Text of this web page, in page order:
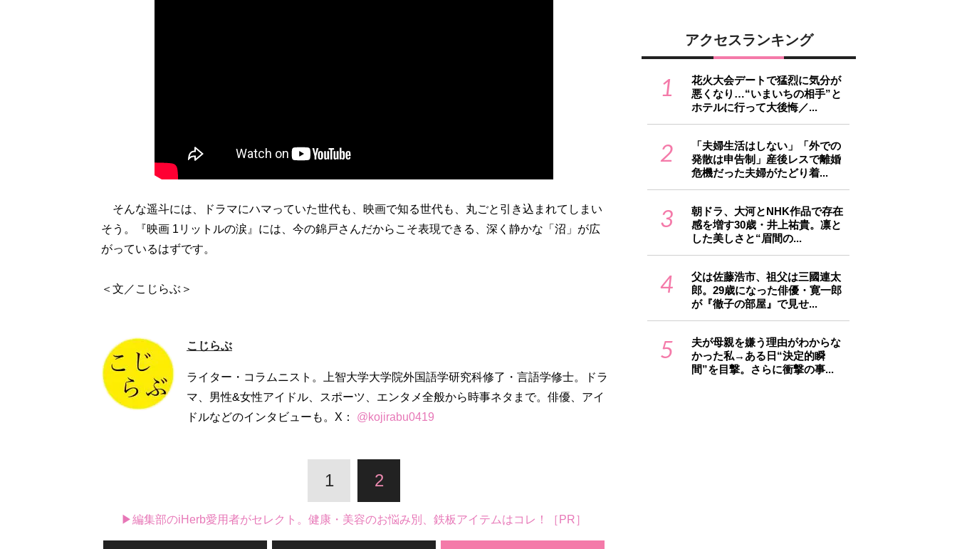
そんな遥斗には、ドラマにハマっていた世代も、映画で知る世代も、丸ごと引き込まれてしまい
そう。『映画 1リットルの涙』には、今の錦戸さんだからこそ表現できる、深く静かな「沼」が広
がっているはずです。
＜文／こじらぶ＞
こじらぶ
ライター・コラムニスト。上智大学大学院外国語学研究科修了・言語学修士。ドラ
マ、男性&女性アイドル、スポーツ、エンタメ全般から時事ネタまで。俳優、アイ
ドルなどのインタビューも。X： @kojirabu0419
1 2
▶編集部のiHerb愛用者がセレクト。健康・美容のお悩み別、鉄板アイテムはコレ！［PR］
アクセスランキング
1
花火大会デートで猛烈に気分が
悪くなり…“いまいちの相手”と
ホテルに行って大後悔／...
2
「夫婦生活はしない」「外での
発散は申告制」産後レスで離婚
危機だった夫婦がたどり着...
3
朝ドラ、大河とNHK作品で存在
感を増す30歳・井上祐貴。凛と
した美しさと“眉間の...
4
父は佐藤浩市、祖父は三國連太
郎。29歳になった俳優・寛一郎
が『徹子の部屋』で見せ...
5
夫が母親を嫌う理由がわからな
かった私→ある日“決定的瞬
間”を目撃。さらに衝撃の事...